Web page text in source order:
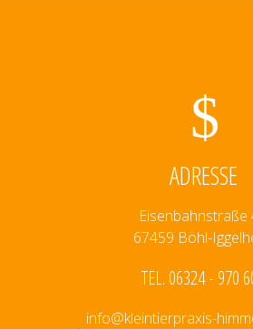
ADRESSE
Eisenbahnstraße
67459 Böhl-
TEL. 06324 - 970
info@kleintierpraxis-